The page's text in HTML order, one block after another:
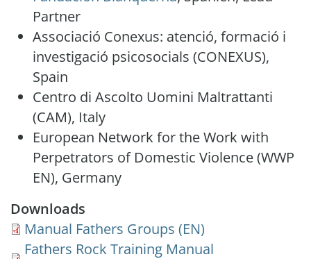
Partner
Associació Conexus: atenció, formació i
investigació psicosocials (CONEXUS),
Spain
Centro di Ascolto Uomini Maltrattanti
(CAM), Italy
European Network for the Work with
Perpetrators of Domestic Violence (WWP
EN), Germany
Downloads
Document
Manual Fathers Groups (EN)
Document
Fathers Rock Training Manual